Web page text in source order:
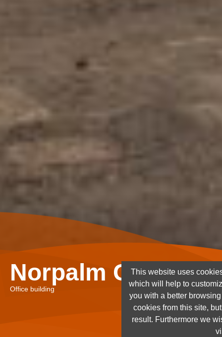
Norpalm Ghana
Office building
This website uses
which will help to
you with a better
cookies from this site,
result. Furthermore we